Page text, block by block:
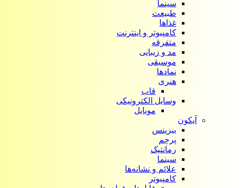
سینما
طبیعت
غذاها
کامپیوتر و اینترنت
متفرقه
مد و زیبایی
موسیقی
نمادها
هنری
قاب
وسایل الکترونیکی
موبایل
آیکون‌
بیزینس
پرچم
رمانتیک
سینما
علائم و نشانه‌ها
کامپیوتر